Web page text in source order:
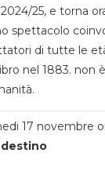
25, e torna
spettacolo
di tutte le
nel 1883. non
17 novembre
destino